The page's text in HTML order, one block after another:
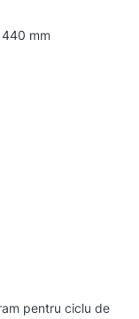
mm
pentru ciclu de